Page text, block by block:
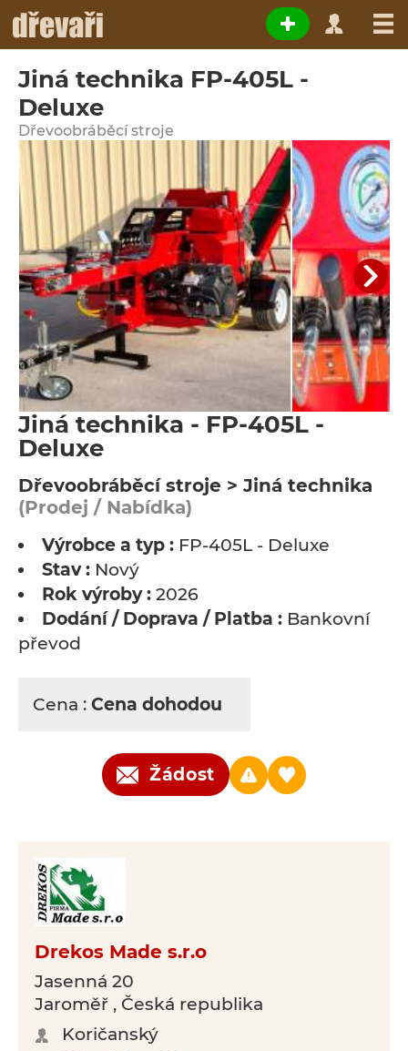
Jiná technika FP-405L -
Deluxe
Dřevoobráběcí stroje
Jiná technika - FP-405L -
Deluxe
Dřevoobráběcí stroje > Jiná technika
(Prodej / Nabídka)
Výrobce a typ : FP-405L - Deluxe
Stav : Nový
Rok výroby : 2026
Dodání / Doprava / Platba : Bankovní
převod
Cena : Cena dohodou
Žádost
Drekos Made s.r.o
Jasenná 20
Jaroměř , Česká republika
Koričanský